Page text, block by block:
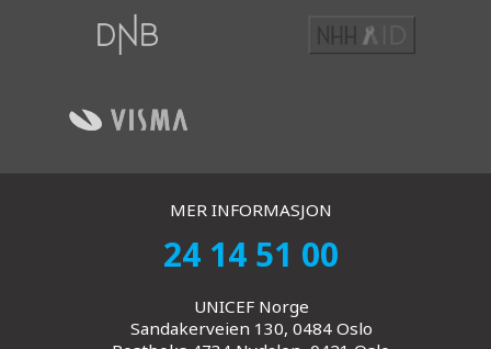
MER INFORMASJON
24 14 51 00
UNICEF Norge
Sandakerveien 130, 0484 Oslo